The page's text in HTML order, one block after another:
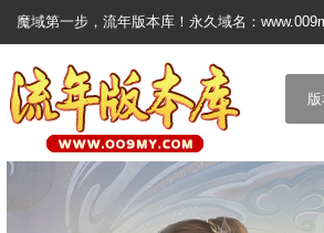
魔域第一步，流年版本库！永久域名：